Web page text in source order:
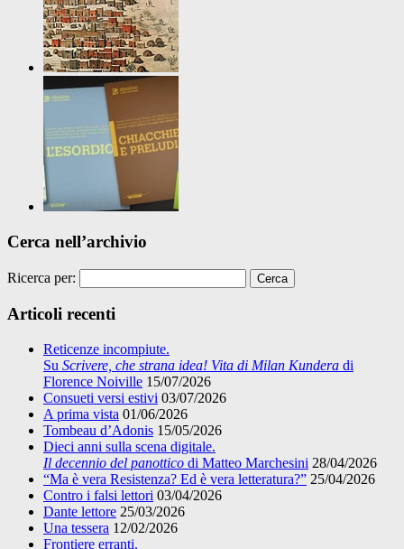
Cerca nell’archivio
Ricerca per:
Articoli recenti
Reticenze incompiute.
Su Scrivere, che strana idea! Vita di Milan Kundera di
Florence Noiville 15/07/2026
Consueti versi estivi 03/07/2026
A prima vista 01/06/2026
Tombeau d’Adonis 15/05/2026
Dieci anni sulla scena digitale.
Il decennio del panottico di Matteo Marchesini 28/04/2026
“Ma è vera Resistenza? Ed è vera letteratura?” 25/04/2026
Contro i falsi lettori 03/04/2026
Dante lettore 25/03/2026
Una tessera 12/02/2026
Frontiere erranti.